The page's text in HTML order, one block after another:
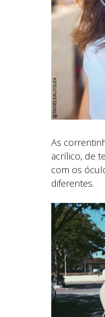
As
acrílico, de
com os
diferentes.